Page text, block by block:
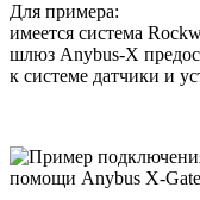
Для примера:
имеется система
шлюз Anybus-X
к системе датчики и